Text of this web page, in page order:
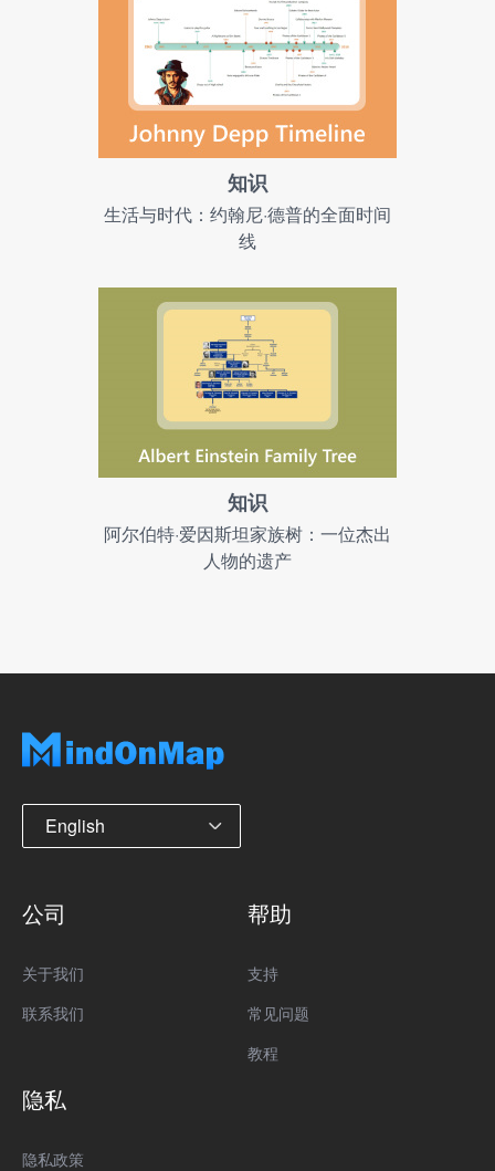
知识
生活与时代：约翰尼·德普的全面时间
线
知识
阿尔伯特·爱因斯坦家族树：一位杰出
人物的遗产
English
公司
关于我们
联系我们
帮助
支持
常见问题
教程
隐私
隐私政策